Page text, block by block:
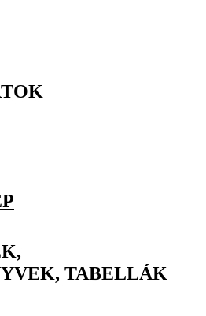
TABELLÁK